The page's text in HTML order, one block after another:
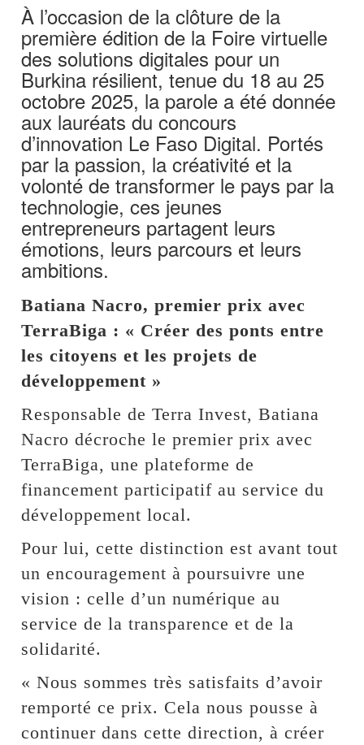
À l’occasion de la clôture de la
première édition de la Foire virtuelle
des solutions digitales pour un
Burkina résilient, tenue du 18 au 25
octobre 2025, la parole a été donnée
aux lauréats du concours
d’innovation Le Faso Digital. Portés
par la passion, la créativité et la
volonté de transformer le pays par la
technologie, ces jeunes
entrepreneurs partagent leurs
émotions, leurs parcours et leurs
ambitions.
Batiana Nacro, premier prix avec
TerraBiga : « Créer des ponts entre
les citoyens et les projets de
développement »
Responsable de Terra Invest, Batiana
Nacro décroche le premier prix avec
TerraBiga, une plateforme de
financement participatif au service du
développement local.
Pour lui, cette distinction est avant tout
un encouragement à poursuivre une
vision : celle d’un numérique au
service de la transparence et de la
solidarité.
« Nous sommes très satisfaits d’avoir
remporté ce prix. Cela nous pousse à
continuer dans cette direction, à créer